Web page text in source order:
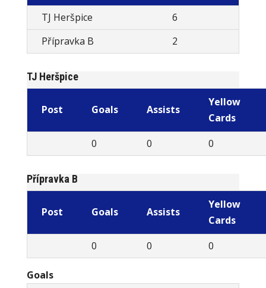
TJ Heršpice
6
Přípravka B
2
TJ Heršpice
Post Goals Assists
Yellow
Cards
0
0 0
Přípravka B
Post Goals Assists
Yellow
Cards
0
0 0
Goals